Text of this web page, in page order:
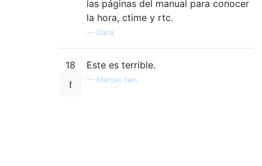
las páginas del manual para conocer
la hora, ctime y rtc.
— Dana
18 Este es terrible.
— Manuel Reis